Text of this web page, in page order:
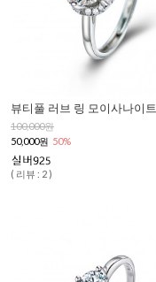
뷰티풀 러브 링 모이사나이트
100,000원
50,000원 50%
( 리뷰 : 2 )